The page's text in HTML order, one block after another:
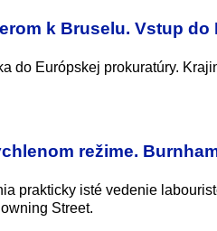
k Bruselu. Vstup
do Európskej prokuratúry.
režime.
prakticky isté vedenie
Street.